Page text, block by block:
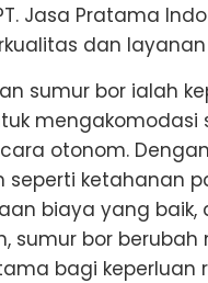
Jasa Pratama
dan
sumur bor ialah
mengakomodasi
otonom.
seperti ketahanan
biaya yang baik,
sumur bor berubah
bagi keperluan